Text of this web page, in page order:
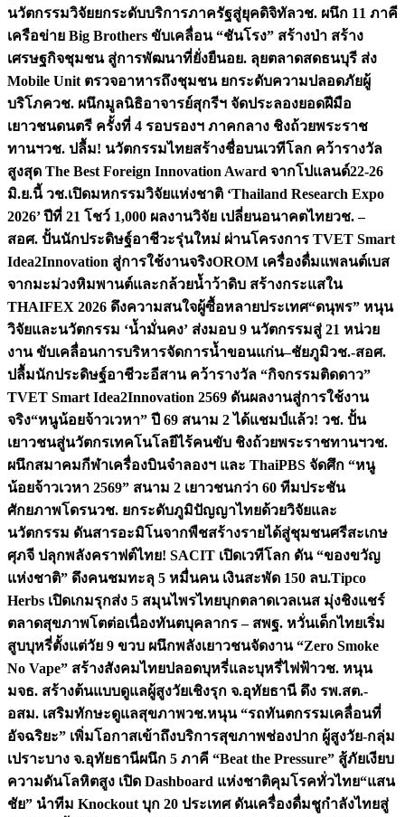
นวัตกรรมวิจัยยกระดับบริการภาครัฐสู่ยุคดิจิทัลวช. ผนึก 11 ภาคี
เครือข่าย Big Brothers ขับเคลื่อน “ชันโรง” สร้างป่า สร้าง
เศรษฐกิจชุมชน สู่การพัฒนาที่ยั่งยืนอย. ลุยตลาดสดธนบุรี ส่ง
Mobile Unit ตรวจอาหารถึงชุมชน ยกระดับความปลอดภัยผู้
บริโภควช. ผนึกมูลนิธิอาจารย์สุกรีฯ จัดประลองยอดฝีมือ
เยาวชนดนตรี ครั้งที่ 4 รอบรองฯ ภาคกลาง ชิงถ้วยพระราช
ทานฯวช. ปลื้ม! นวัตกรรมไทยสร้างชื่อบนเวทีโลก คว้ารางวัล
สูงสุด The Best Foreign Innovation Award จากโปแลนด์22-26
มิ.ย.นี้ วช.เปิดมหกรรมวิจัยแห่งชาติ ‘Thailand Research Expo
2026’ ปีที่ 21 โชว์ 1,000 ผลงานวิจัย เปลี่ยนอนาคตไทยวช. –
สอศ. ปั้นนักประดิษฐ์อาชีวะรุ่นใหม่ ผ่านโครงการ TVET Smart
Idea2Innovation สู่การใช้งานจริงOROM เครื่องดื่มแพลนต์เบส
จากมะม่วงหิมพานต์และกล้วยน้ำว้าดิบ สร้างกระแสใน
THAIFEX 2026 ดึงความสนใจผู้ซื้อหลายประเทศ“ดนุพร” หนุน
วิจัยและนวัตกรรม ‘น้ำมั่นคง’ ส่งมอบ 9 นวัตกรรมสู่ 21 หน่วย
งาน ขับเคลื่อนการบริหารจัดการน้ำขอนแก่น–ชัยภูมิวช.-สอศ.
ปลื้มนักประดิษฐ์อาชีวะอีสาน คว้ารางวัล “กิจกรรมติดดาว”
TVET Smart Idea2Innovation 2569 ดันผลงานสู่การใช้งาน
จริง“หนูน้อยจ้าวเวหา” ปี 69 สนาม 2 ได้แชมป์แล้ว! วช. ปั้น
เยาวชนสู่นวัตกรเทคโนโลยีไร้คนขับ ชิงถ้วยพระราชทานฯวช.
ผนึกสมาคมกีฬาเครื่องบินจำลองฯ และ ThaiPBS จัดศึก “หนู
น้อยจ้าวเวหา 2569” สนาม 2 เยาวชนกว่า 60 ทีมประชัน
ศักยภาพโดรนวช. ยกระดับภูมิปัญญาไทยด้วยวิจัยและ
นวัตกรรม ดันสารอะมิโนจากพืชสร้างรายได้สู่ชุมชนศรีสะเกษ
ศุภจี ปลุกพลังคราฟต์ไทย! SACIT เปิดเวทีโลก ดัน “ของขวัญ
แห่งชาติ” ดึงคนชมทะลุ 5 หมื่นคน เงินสะพัด 150 ลบ.Tipco
Herbs เปิดเกมรุกส่ง 5 สมุนไพรไทยบุกตลาดเวลเนส มุ่งชิงแชร์
ตลาดสุขภาพโตต่อเนื่องทันตบุคลากร – สพฐ. หวั่นเด็กไทยเริ่ม
สูบบุหรี่ตั้งแต่วัย 9 ขวบ ผนึกพลังเยาวชนจัดงาน “Zero Smoke
No Vape” สร้างสังคมไทยปลอดบุหรี่และบุหรี่ไฟฟ้าวช. หนุน
มจธ. สร้างต้นแบบดูแลผู้สูงวัยเชิงรุก จ.อุทัยธานี ดึง รพ.สต.-
อสม. เสริมทักษะดูแลสุขภาพวช.หนุน “รถทันตกรรมเคลื่อนที่
อัจฉริยะ” เพิ่มโอกาสเข้าถึงบริการสุขภาพช่องปาก ผู้สูงวัย-กลุ่ม
เปราะบาง จ.อุทัยธานีผนึก 5 ภาคี “Beat the Pressure” สู้ภัยเงียบ
ความดันโลหิตสูง เปิด Dashboard แห่งชาติคุมโรคทั่วไทย“แสน
ชัย” นำทีม Knockout บุก 20 ประเทศ ดันเครื่องดื่มชูกำลังไทยสู่